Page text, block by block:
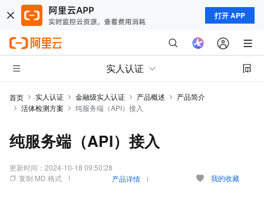
打开 APP
实人认证
首页 实人认证 金融级实人认证 产品概述
产品简介
活体检测方案
纯服务端（API）接入
纯服务端（API）接入
更新时间： 2024-10-18 09:50:28
复制 MD 格式
产品详情 我的收藏